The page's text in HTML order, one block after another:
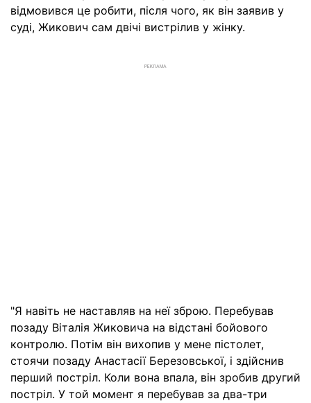
відмовився це робити, після чого, як він заявив у
суді, Жикович сам двічі вистрілив у жінку.
РЕКЛАМА
"Я навіть не наставляв на неї зброю. Перебував
позаду Віталія Жиковича на відстані бойового
контролю. Потім він вихопив у мене пістолет,
стоячи позаду Анастасії Березовської, і здійснив
перший постріл. Коли вона впала, він зробив другий
постріл. У той момент я перебував за два-три